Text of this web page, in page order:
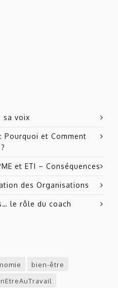
sa voix
Pourquoi et Comment
et ETI – Conséquences
des Organisations
le rôle du coach
bien-être